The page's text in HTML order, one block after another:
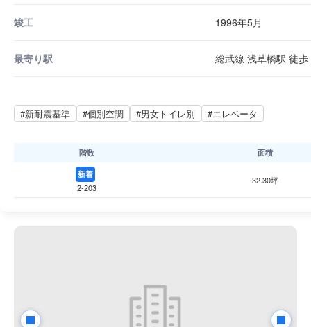
竣工 1996年5月
最寄り駅 総武線 浅草橋駅 徒
#新耐震基準 #個別空調 #男女トイレ別 #エレベータ
階数 面積
新着
2-203
32.30坪